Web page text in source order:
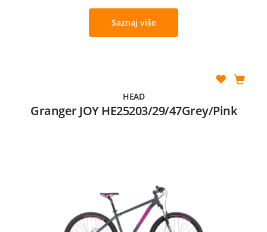
Saznaj više
HEAD
Granger JOY HE25203/29/47Grey/Pink